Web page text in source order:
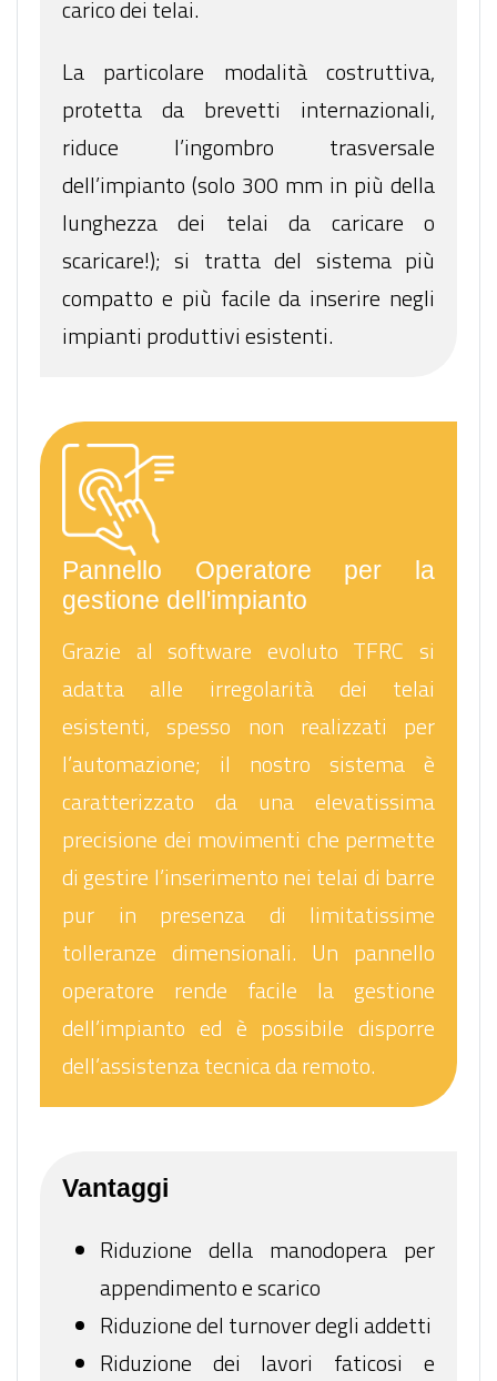
carico dei telai.
La particolare modalità costruttiva,
protetta da brevetti internazionali,
riduce l’ingombro trasversale
dell’impianto (solo 300 mm in più della
lunghezza dei telai da caricare o
scaricare!); si tratta del sistema più
compatto e più facile da inserire negli
impianti produttivi esistenti.
Pannello Operatore per la
gestione dell'impianto
Grazie al software evoluto TFRC si
adatta alle irregolarità dei telai
esistenti, spesso non realizzati per
l’automazione; il nostro sistema è
caratterizzato da una elevatissima
precisione dei movimenti che permette
di gestire l’inserimento nei telai di barre
pur in presenza di limitatissime
tolleranze dimensionali. Un pannello
operatore rende facile la gestione
dell’impianto ed è possibile disporre
dell’assistenza tecnica da remoto.
Vantaggi
Riduzione della manodopera per
appendimento e scarico
Riduzione del turnover degli addetti
Riduzione dei lavori faticosi e